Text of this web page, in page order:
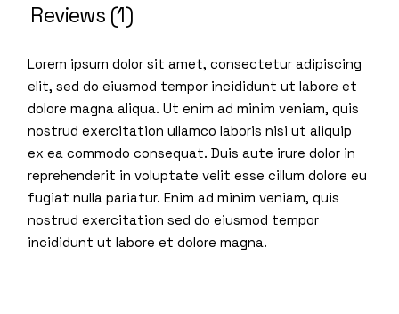
Reviews (1)
Lorem ipsum dolor sit amet, consectetur adipiscing
elit, sed do eiusmod tempor incididunt ut labore et
dolore magna aliqua. Ut enim ad minim veniam, quis
nostrud exercitation ullamco laboris nisi ut aliquip
ex ea commodo consequat. Duis aute irure dolor in
reprehenderit in voluptate velit esse cillum dolore eu
fugiat nulla pariatur. Enim ad minim veniam, quis
nostrud exercitation sed do eiusmod tempor
incididunt ut labore et dolore magna.